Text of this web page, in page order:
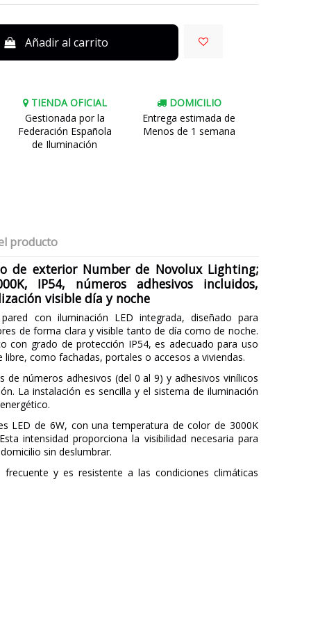
Añadir al carrito
TIENDA OFICIAL
Gestionada por la
Federación Española
de Iluminación
DOMICILIO
Entrega estimada de
Menos de 1 semana
producto
de exterior Number de Novolux Lighting;
IP54, números adhesivos incluidos,
visible día y noche
con iluminación LED integrada, diseñado para
de forma clara y visible tanto de día como de noche.
con grado de protección IP54, es adecuado para uso
libre, como fachadas, portales o accesos a viviendas.
de números adhesivos (del 0 al 9) y adhesivos vinílicos
La instalación es sencilla y el sistema de iluminación
LED de 6W, con una temperatura de color de 3000K
intensidad proporciona la visibilidad necesaria para
sin deslumbrar.
y es resistente a las condiciones climáticas